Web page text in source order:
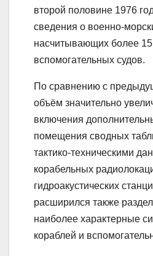
второй половине 1976
сведения о военно-
насчитывающих более 15
вспомогательных судов.
По сравнению с
объём значительно
включения
помещения сводных
тактико-техническими
корабельных
гидроакустических
расширился также
наиболее характерные
кораблей и